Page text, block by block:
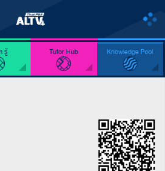
รู้ Tutor Hub Knowledge Pool